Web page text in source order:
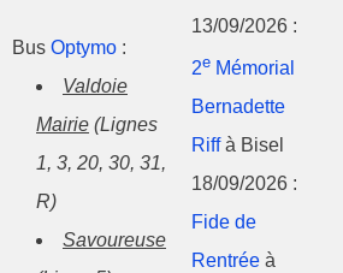
Bus Optymo :
Valdoie
Mairie (Lignes
1, 3, 20, 30, 31,
R)
Savoureuse
13/09/2026 :
2e Mémorial
Bernadette
Riffà Bisel
18/09/2026 :
Fide de
Rentrée à